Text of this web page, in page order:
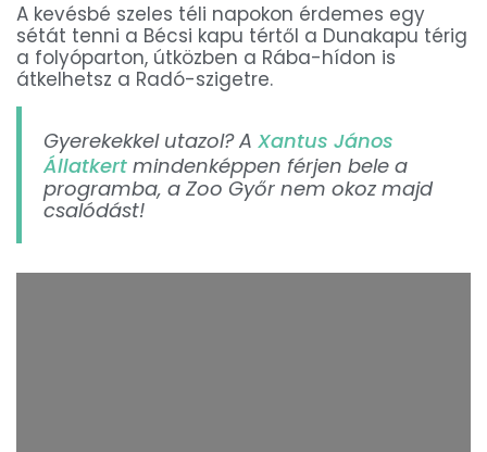
A kevésbé szeles téli napokon érdemes egy
sétát tenni a Bécsi kapu tértől a Dunakapu térig
a folyóparton, útközben a Rába-hídon is
átkelhetsz a Radó-szigetre.
Gyerekekkel utazol? A Xantus János
Állatkert mindenképpen férjen bele a
programba, a Zoo Győr nem okoz majd
csalódást!